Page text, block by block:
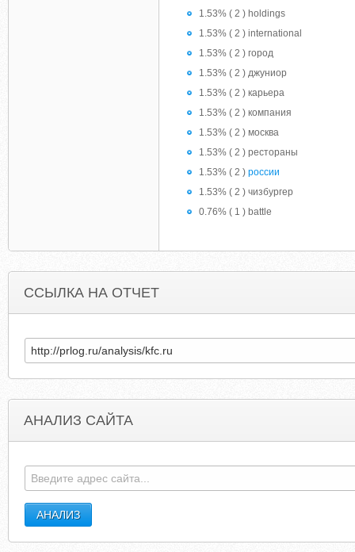
1.53% ( 2 ) holdings
1.53% ( 2 ) international
1.53% ( 2 ) город
1.53% ( 2 ) джуниор
1.53% ( 2 ) карьера
1.53% ( 2 ) компания
1.53% ( 2 ) москва
1.53% ( 2 ) рестораны
1.53% ( 2 ) россии
1.53% ( 2 ) чизбургер
0.76% ( 1 ) battle
ССЫЛКА НА ОТЧЕТ
АНАЛИЗ САЙТА